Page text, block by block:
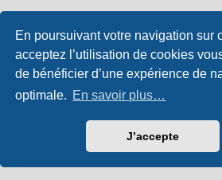
En poursuivant votre navigation sur
acceptez l’utilisation de cookies
de bénéficier d’une expérience de
optimale. En savoir plus…
J’accepte